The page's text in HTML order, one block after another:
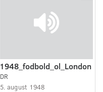
1948_fodbold_ol_London
DR
5. august 1948